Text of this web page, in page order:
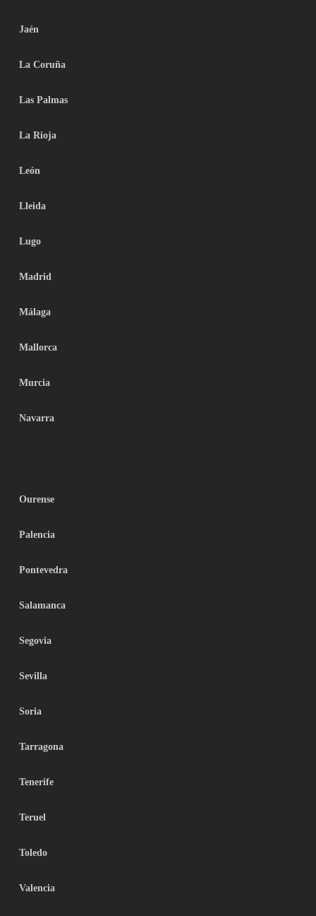
Jaén
La Coruña
Las Palmas
La Rioja
León
Lleida
Lugo
Madrid
Málaga
Mallorca
Murcia
Navarra
Ourense
Palencia
Pontevedra
Salamanca
Segovia
Sevilla
Soria
Tarragona
Tenerife
Teruel
Toledo
Valencia